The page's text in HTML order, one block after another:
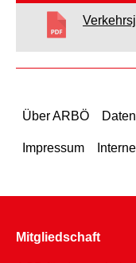
Über ARBÖ
Impressum
Mitgliedschaft